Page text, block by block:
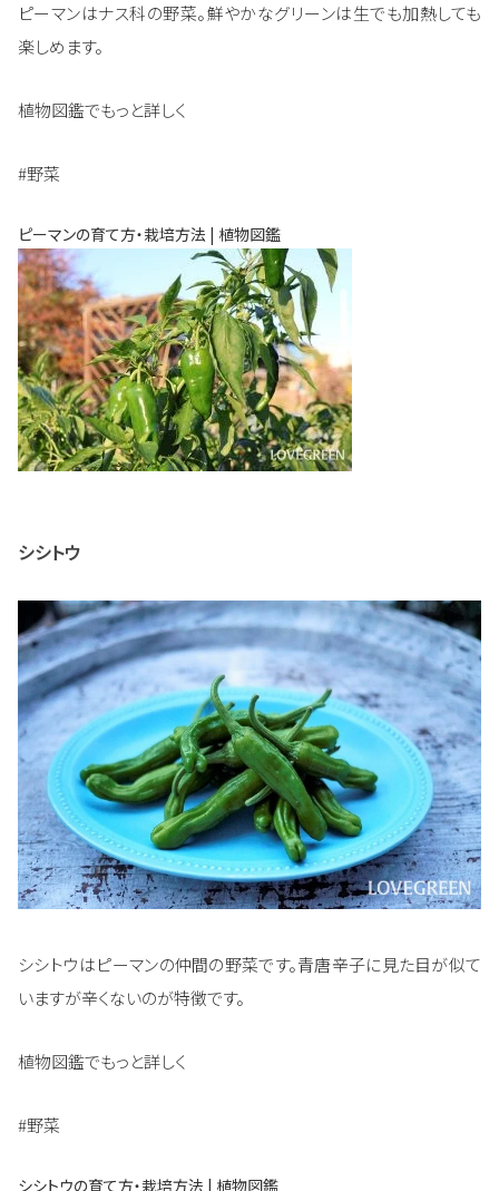
ピーマンはナス科の野菜。鮮やかなグリーンは生でも加熱しても
楽しめます。
植物図鑑でもっと詳しく
#野菜
ピーマンの育て方・栽培方法 | 植物図鑑
シシトウ
シシトウはピーマンの仲間の野菜です。青唐辛子に見た目が似て
いますが辛くないのが特徴です。
植物図鑑でもっと詳しく
#野菜
シシトウの育て方・栽培方法 | 植物図鑑